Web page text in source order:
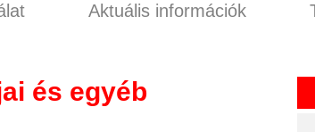
Aktuális információk
és egyéb